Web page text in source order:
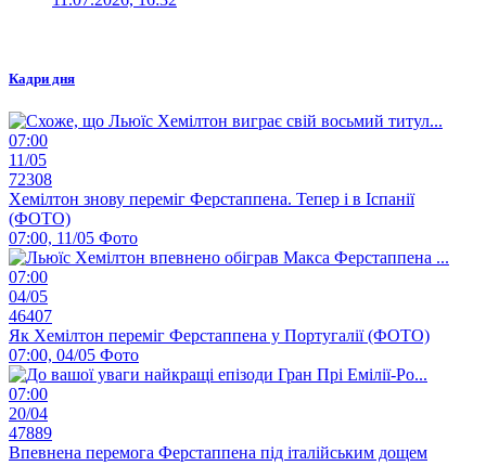
Кадри дня
07:00
11/05
72308
Хемілтон знову переміг Ферстаппена. Тепер і в Іспанії
(ФОТО)
07:00, 11/05 Фото
07:00
04/05
46407
Як Хемілтон переміг Ферстаппена у Португалії (ФОТО)
07:00, 04/05 Фото
07:00
20/04
47889
Впевнена перемога Ферстаппена під італійським дощем